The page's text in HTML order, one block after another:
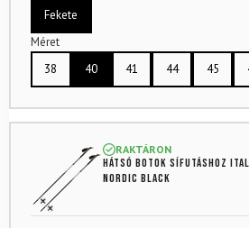
Fekete
Méret
38
40 41 44 45
RAKTÁRON
Hátsó botok sífutáshoz
Nordic Black